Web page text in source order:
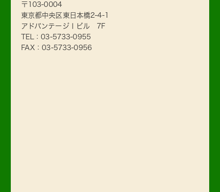
〒103-0004
東京都中央区東日本橋2-4-1
アドバンテージⅠビル 7F
TEL：03-5733-0955
FAX：03-5733-0956